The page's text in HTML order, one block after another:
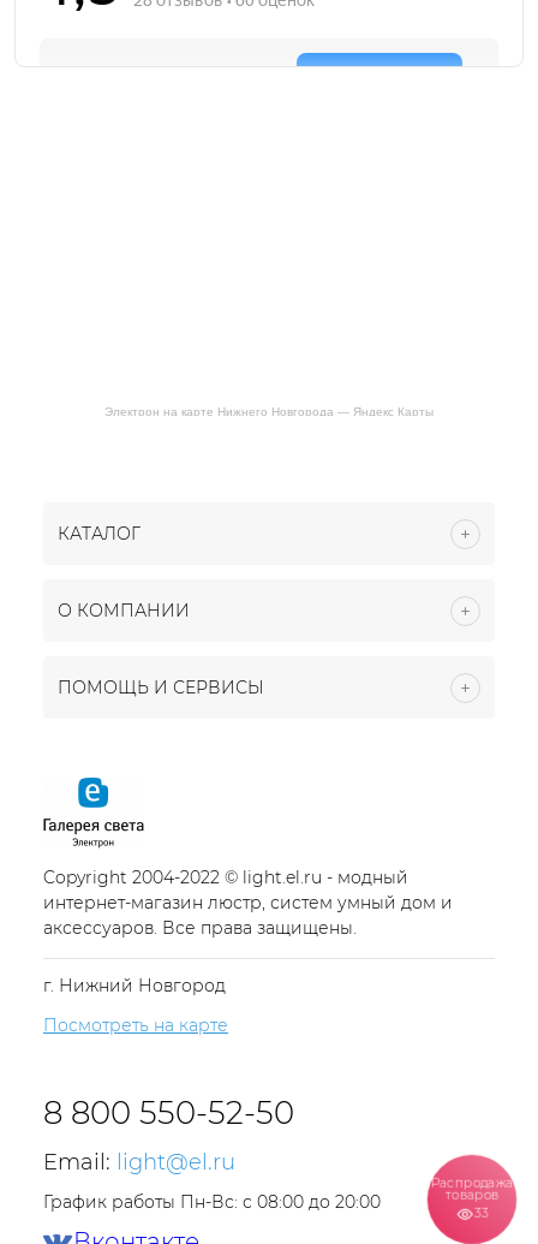
Электрон на карте Нижнего Новгорода — Яндекс Карты
КАТАЛОГ
О КОМПАНИИ
ПОМОЩЬ И СЕРВИСЫ
Copyright 2004-2022 © light.el.ru - модный
интернет-магазин люстр, систем умный дом и
аксессуаров. Все права защищены.
г. Нижний Новгород
Посмотреть на карте
8 800 550-52-50
Email: light@el.ru
График работы Пн-Вс: с 08:00 до 20:00
Распродажа
товаров
33